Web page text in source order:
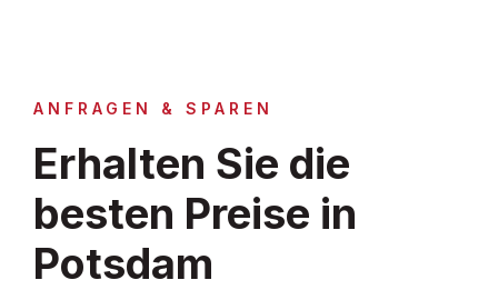
ANFRAGEN & SPAREN
Erhalten Sie die
besten Preise in
Potsdam